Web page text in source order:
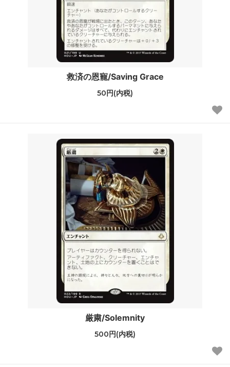
救済の恩寵/Saving Grace
50円(内税)
厳粛/Solemnity
500円(内税)